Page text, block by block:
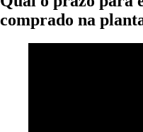
comprado na